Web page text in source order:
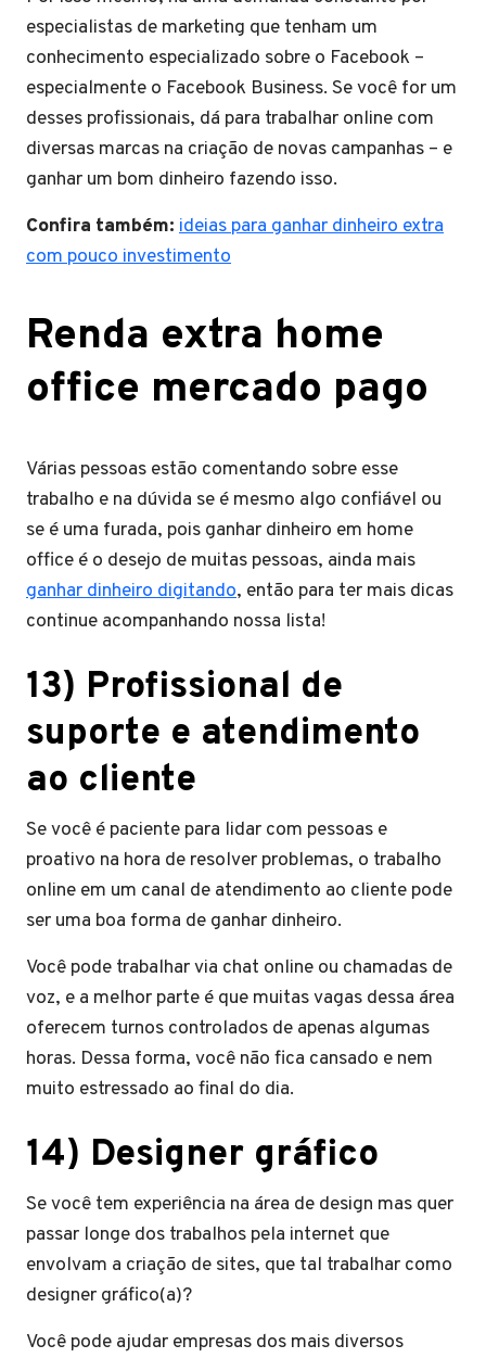
especialistas de marketing que tenham um
conhecimento especializado sobre o Facebook –
especialmente o Facebook Business. Se você for um
desses profissionais, dá para trabalhar online com
diversas marcas na criação de novas campanhas – e
ganhar um bom dinheiro fazendo isso.
Confira também: ideias para ganhar dinheiro extra
com pouco investimento
Renda extra home
office mercado pago
Várias pessoas estão comentando sobre esse
trabalho e na dúvida se é mesmo algo confiável ou
se é uma furada, pois ganhar dinheiro em home
office é o desejo de muitas pessoas, ainda mais
ganhar dinheiro digitando, então para ter mais dicas
continue acompanhando nossa lista!
13) Profissional de
suporte e atendimento
ao cliente
Se você é paciente para lidar com pessoas e
proativo na hora de resolver problemas, o trabalho
online em um canal de atendimento ao cliente pode
ser uma boa forma de ganhar dinheiro.
Você pode trabalhar via chat online ou chamadas de
voz, e a melhor parte é que muitas vagas dessa área
oferecem turnos controlados de apenas algumas
horas. Dessa forma, você não fica cansado e nem
muito estressado ao final do dia.
14) Designer gráfico
Se você tem experiência na área de design mas quer
passar longe dos trabalhos pela internet que
envolvam a criação de sites, que tal trabalhar como
designer gráfico(a)?
Você pode ajudar empresas dos mais diversos